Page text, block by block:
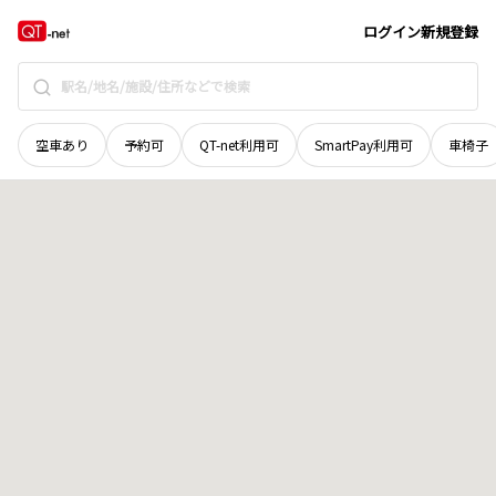
ログイン新規登録
空車あり 予約可 QT-net利用可 SmartPay利用可 車椅子
秋田県